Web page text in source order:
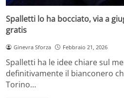
Spalletti lo ha bocciato, via a
gratis
Ginevra Sforza Febbraio 21, 2026
Spalletti ha le idee chiare sul
definitivamente il bianconero
Torino…